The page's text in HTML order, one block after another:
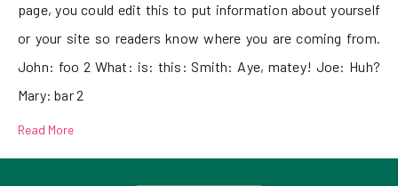
page, you could edit this to put information about yourself
or your site so readers know where you are coming from.
John: foo 2 What: is: this: Smith: Aye, matey! Joe: Huh?
Mary: bar 2
Read More